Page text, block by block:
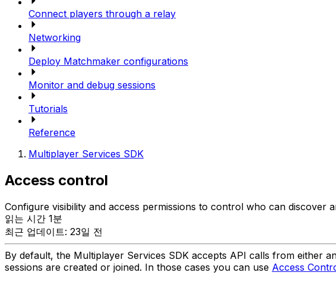
Connect players through a relay
Networking
Deploy Matchmaker configurations
Monitor and debug sessions
Tutorials
Reference
Multiplayer Services SDK
Access control
Configure visibility and access permissions to control who can discover
읽는 시간 1분
최근 업데이트: 23일 전
By default, the Multiplayer Services SDK accepts API calls from either
sessions are created or joined. In those cases you can use Access